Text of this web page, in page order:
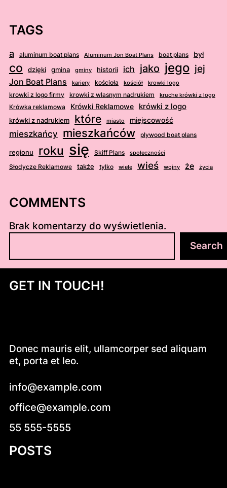
TAGS
a aluminum boat plans Aluminum Jon Boat Plans boat plans był
co dzięki gmina gminy historii ich jako jego jej
Jon Boat Plans kariery kościoła kościół krowki logo
krowki z logo firmy krowki z wlasnym nadrukiem kruche krówki z logo
Krówka reklamowa Krówki Reklamowe krówki z logo
krówki z nadrukiem które miasto miejscowość
mieszkańcy mieszkańców plywood boat plans
regionu roku się Skiff Plans społeczności
Słodycze Reklamowe także tylko wiele wieś wojny że życia
COMMENTS
Brak komentarzy do wyświetlenia.
u
a
Search
GET IN TOUCH!
Donec mauris elit, ullamcorper sed aliquam
et, porta et leo.
info@example.com
office@example.com
55 555-5555
POSTS